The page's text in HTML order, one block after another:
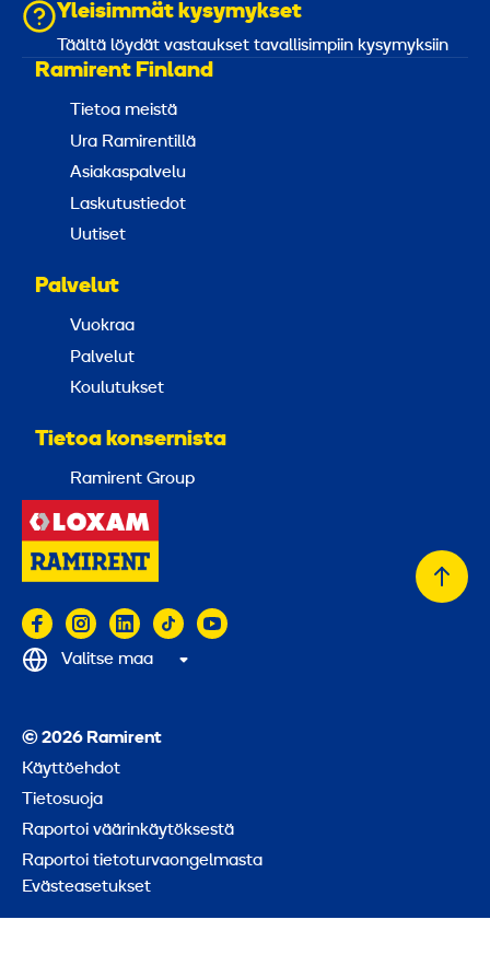
Yleisimmät kysymykset
Täältä löydät vastaukset tavallisimpiin kysymyksiin
Ramirent Finland
Tietoa meistä
Ura Ramirentillä
Asiakaspalvelu
Laskutustiedot
Uutiset
Palvelut
Vuokraa
Palvelut
Koulutukset
Tietoa konsernista
Ramirent Group
© 2026 Ramirent
Käyttöehdot
Tietosuoja
Raportoi väärinkäytöksestä
Raportoi tietoturvaongelmasta
Evästeasetukset
Valitse maa